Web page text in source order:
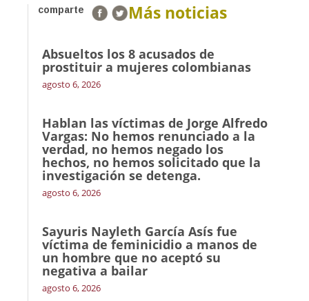
comparte Más noticias
Absueltos los 8 acusados de
prostituir a mujeres colombianas
agosto 6, 2026
Hablan las víctimas de Jorge Alfredo
Vargas: No hemos renunciado a la
verdad, no hemos negado los
hechos, no hemos solicitado que la
investigación se detenga.
agosto 6, 2026
Sayuris Nayleth García Asís fue
víctima de feminicidio a manos de
un hombre que no aceptó su
negativa a bailar
agosto 6, 2026